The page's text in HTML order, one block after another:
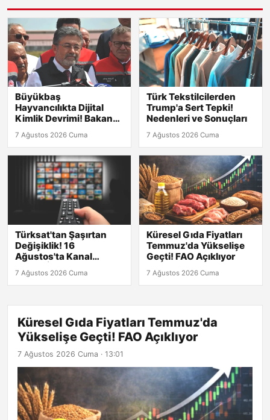
Büyükbaş
Hayvancılıkta Dijital
Kimlik Devrimi! Bakan
Yumaklı Açıkladı
7 Ağustos 2026 Cuma
Türk Tekstilcilerden
Trump'a Sert Tepki!
Nedenleri ve Sonuçları
7 Ağustos 2026 Cuma
Türksat'tan Şaşırtan
Değişiklik! 16
Ağustos'ta Kanal
Arama İhtiyacı
Doğacak!
7 Ağustos 2026 Cuma
Küresel Gıda Fiyatları
Temmuz'da Yükselişe
Geçti! FAO Açıklıyor
7 Ağustos 2026 Cuma
Küresel Gıda Fiyatları Temmuz'da
Yükselişe Geçti! FAO Açıklıyor
7 Ağustos 2026 Cuma · 13:01